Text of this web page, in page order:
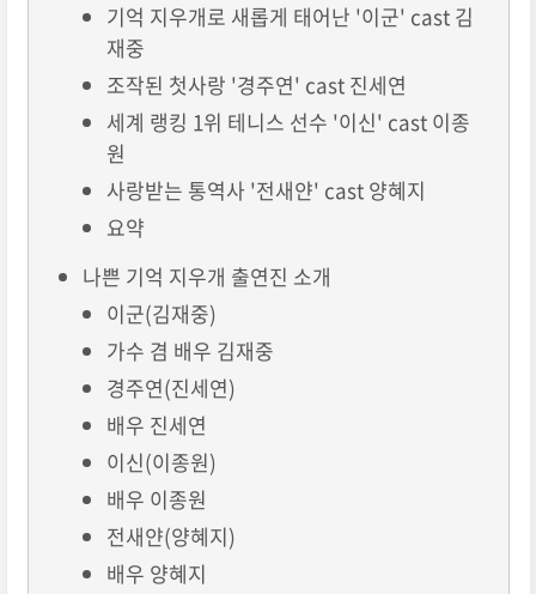
기억 지우개로 새롭게 태어난 '이군' cast 김
재중
조작된 첫사랑 '경주연' cast 진세연
세계 랭킹 1위 테니스 선수 '이신' cast 이종
원
사랑받는 통역사 '전새얀' cast 양혜지
요약
나쁜 기억 지우개 출연진 소개
이군(김재중)
가수 겸 배우 김재중
경주연(진세연)
배우 진세연
이신(이종원)
배우 이종원
전새얀(양혜지)
배우 양혜지